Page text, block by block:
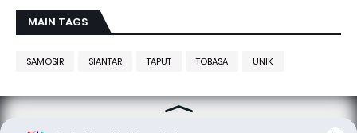
MAIN TAGS
SAMOSIR SIANTAR TAPUT TOBASA UNIK